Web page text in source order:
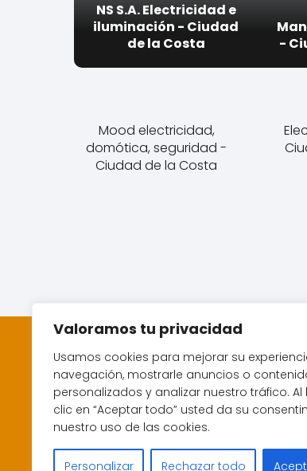
Valoramos tu privacidad
Usamos cookies para mejorar su
navegación, mostrarle anuncios o
personalizados y analizar nuestro tráfico. Al
clic en “Aceptar todo” usted da su
nuestro uso de las cookies.
Personalizar Rechazar todo
NS S.A. Electricidad e
iluminación - Ciudad
de la Costa
-
Mood electricidad,
domótica, seguridad -
Ciudad de la Costa